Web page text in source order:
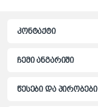
კონტაქტი
ჩემი ანგარიში
წესები და პირობები